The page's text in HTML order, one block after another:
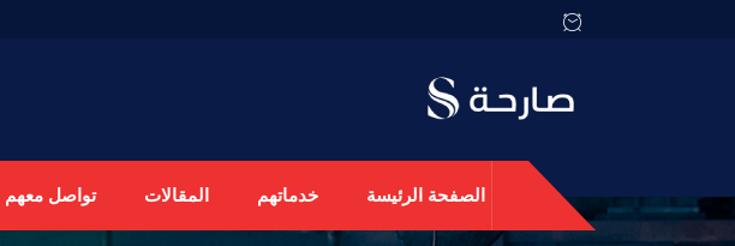
الصفحة الرئيسة خدماتهم المقالات تواصل معهم